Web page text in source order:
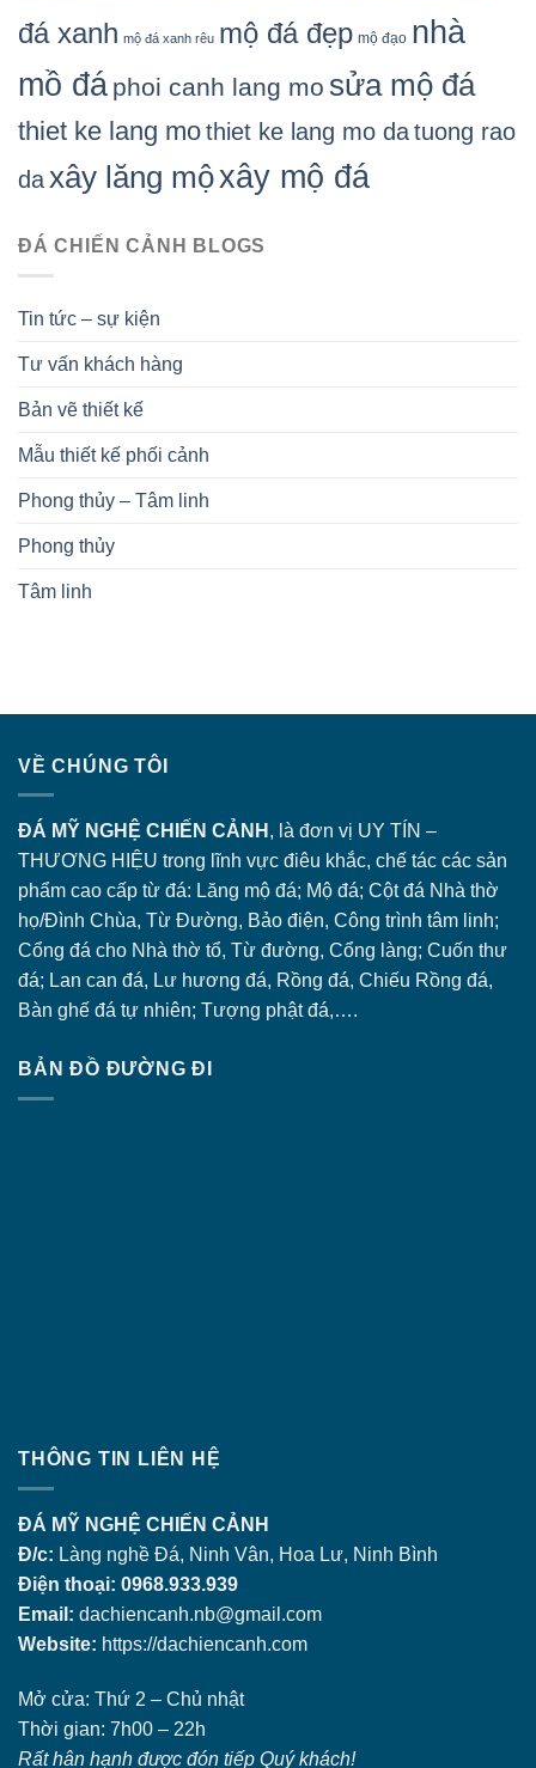
đá xanh mộ đá xanh rêu mộ đá đẹp mộ đạo nhà
mồ đá phoi canh lang mo sửa mộ đá
thiet ke lang mothiet ke lang mo datuong rao
daxây lăng mộxây mộ đá
ĐÁ CHIẾN CẢNH BLOGS
Tin tức – sự kiện
Tư vấn khách hàng
Bản vẽ thiết kế
Mẫu thiết kế phối cảnh
Phong thủy – Tâm linh
Phong thủy
Tâm linh
VỀ CHÚNG TÔI
ĐÁ MỸ NGHỆ CHIẾN CẢNH , là đơn vị UY TÍN –
THƯƠNG HIỆU trong lĩnh vực điêu khắc, chế tác các sản
phẩm cao cấp từ đá: Lăng mộ đá; Mộ đá; Cột đá Nhà thờ
họ/Đình Chùa, Từ Đường, Bảo điện, Công trình tâm linh;
Cổng đá cho Nhà thờ tổ, Từ đường, Cổng làng; Cuốn thư
đá; Lan can đá, Lư hương đá, Rồng đá, Chiếu Rồng đá,
Bàn ghế đá tự nhiên; Tượng phật đá,….
BẢN ĐỒ ĐƯỜNG ĐI
THÔNG TIN LIÊN HỆ
ĐÁ MỸ NGHỆ CHIẾN CẢNH
Đ/c: Làng nghề Đá, Ninh Vân, Hoa Lư, Ninh Bình
Điện thoại: 0968.933.939
Email: dachiencanh.nb@gmail.com
Website: https://dachiencanh.com
Mở cửa: Thứ 2 – Chủ nhật
Thời gian: 7h00 – 22h
Rất hân hạnh được đón tiếp Quý khách!